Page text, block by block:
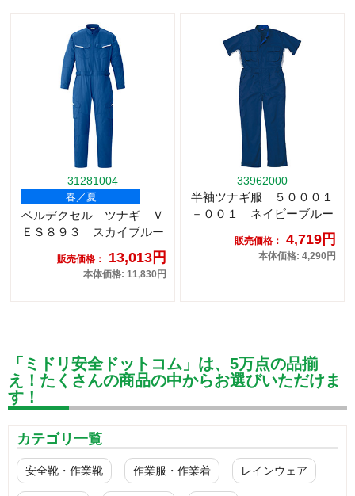
31281004
春／夏
ベルデクセル ツナギ Ｖ
ＥＳ８９３ スカイブルー
販売価格： 13,013円
本体価格: 11,830円
33962000
半袖ツナギ服 ５０００１
－００１ ネイビーブルー
販売価格： 4,719円
本体価格: 4,290円
「ミドリ安全ドットコム」は、5万点の品揃
え！たくさんの商品の中からお選びいただけま
す！
カテゴリ一覧
安全靴・作業靴 作業服・作業着 レインウェア